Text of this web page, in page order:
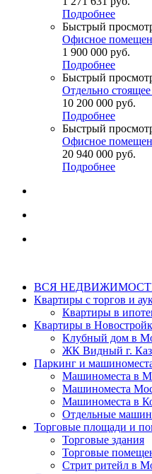
Подробнее
Быстрый
Офисное
1 900 000 руб.
Подробнее
Быстрый
Отдельно
10 200 000 руб.
Подробнее
Быстрый
Офисное
20 940 000 руб.
Подробнее
ВСЯ НЕДВИЖИМОСТЬ
Квартиры с торгов и
Квартиры в
Квартиры в
Клубный дом в
ЖК Видный г.
Паркинг и
Машиноместа в
Машиноместа
Машиноместа в
Отдельные
Торговые площади и
Торговые здания
Торговые
Стрит ритейл в